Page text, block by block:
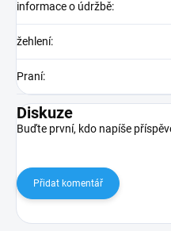
informace o údržbě:
žehlení:
Praní:
Diskuze
Buďte první, kdo napíše
Přidat komentář